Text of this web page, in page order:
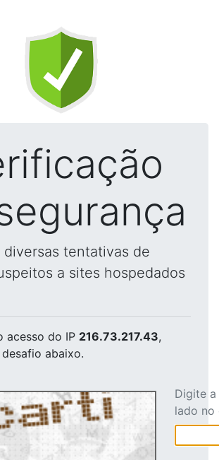
diversas tentativas de
a sites hospedados
acesso do IP 216.73.217.43,
abaixo.
Digite
lado no